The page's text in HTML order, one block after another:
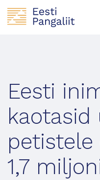
Eesti
kaotasid
1,7